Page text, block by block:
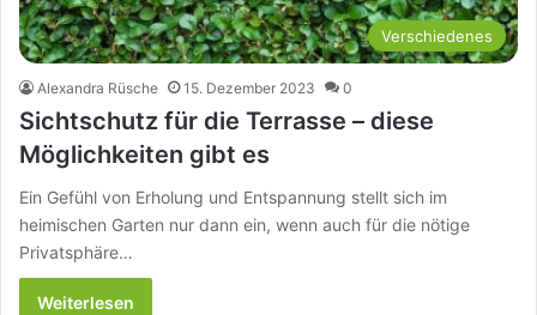
Verschiedenes
Alexandra Rüsche 15. Dezember 2023 0
Sichtschutz für die Terrasse – diese
Möglichkeiten gibt es
Ein Gefühl von Erholung und Entspannung stellt sich im
heimischen Garten nur dann ein, wenn auch für die nötige
Privatsphäre…
Weiterlesen